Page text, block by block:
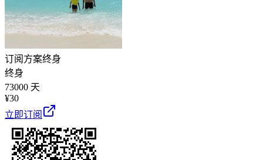
订阅方案终身
终身
73000 天
¥30
立即订阅